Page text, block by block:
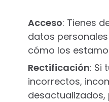
Acceso: Tienes
datos
cómo los
Rectificación: Si
incorrectos,